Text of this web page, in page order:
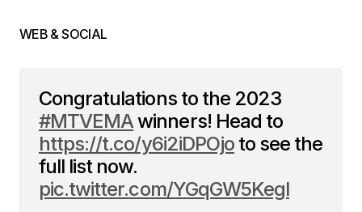
WEB & SOCIAL
Congratulations to the 2023
#MTVEMAwinners! Head to
https://t.co/y6i2iDPOjoto see the
full list now.
pic.twitter.com/YGqGW5Kegl